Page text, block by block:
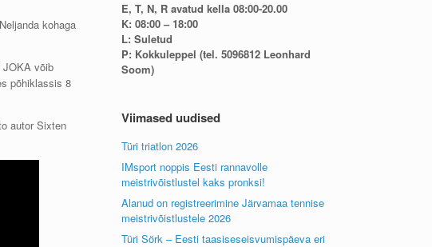
kohaga
JOKA võib
põhiklassis 8
autor Sixten
E, T, N, R avatud kella 08:00-20.00
K: 08:00 – 18:00
L: Suletud
P: Kokkuleppel (tel. 5096812 Leonhard
Soom)
Viimased uudised
Türi triatlon 2026
IMsport noppis Eesti rannavolle
meistrivõistlustel kaks pronksi!
Alanud on registreerimine Järvamaa tennise
meistrivõistlustele 2026
Türi Sörk – Eesti taasiseseisvumispäeva eri